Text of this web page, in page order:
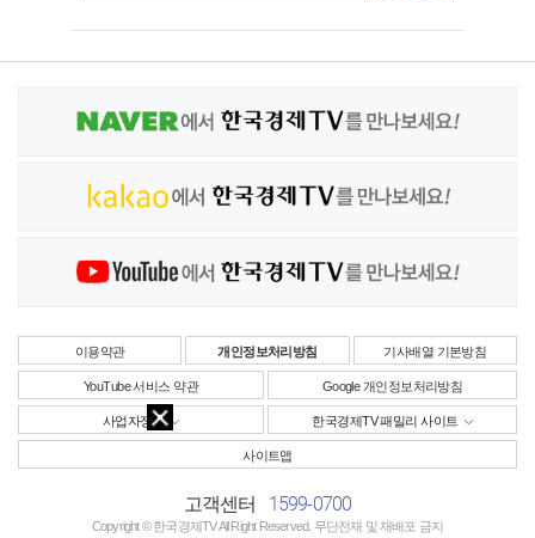
이용약관 개인정보처리방침 기사배열 기본방침
YouTube 서비스 약관 Google 개인정보처리방침
사업자정보 한국경제TV 패밀리 사이트
사이트맵
고객센터 1599-0700
Copyright © 한국경제TV All Right Reserved. 무단전재 및 재배포 금지